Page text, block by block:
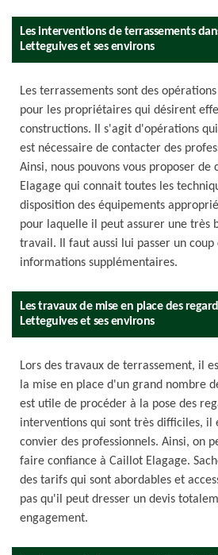
Les interventions de terrassements
Letteguives et ses environs
Les terrassements sont des
pour les propriétaires qui désirent
constructions. Il s'agit d'opérations
est nécessaire de contacter des
Ainsi, nous pouvons vous proposer
Elagage qui connait toutes les
disposition des équipements
pour laquelle il peut assurer une très
travail. Il faut aussi lui passer un
informations supplémentaires.
Les travaux de mise en place des
Letteguives et ses environs
Lors des travaux de terrassement, il
la mise en place d'un grand nombre
est utile de procéder à la pose des
interventions qui sont très difficiles, il
convier des professionnels. Ainsi, on
faire confiance à Caillot Elagage.
des tarifs qui sont abordables et
pas qu'il peut dresser un devis
engagement.